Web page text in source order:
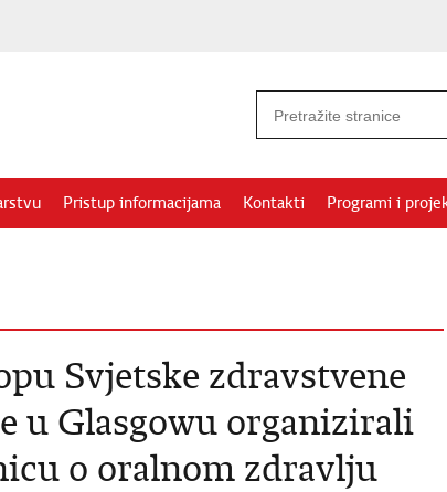
Pristup informacijama Kontakti Programi i
Svjetske zdravstvene
u Glasgowu organizirali
o oralnom zdravlju